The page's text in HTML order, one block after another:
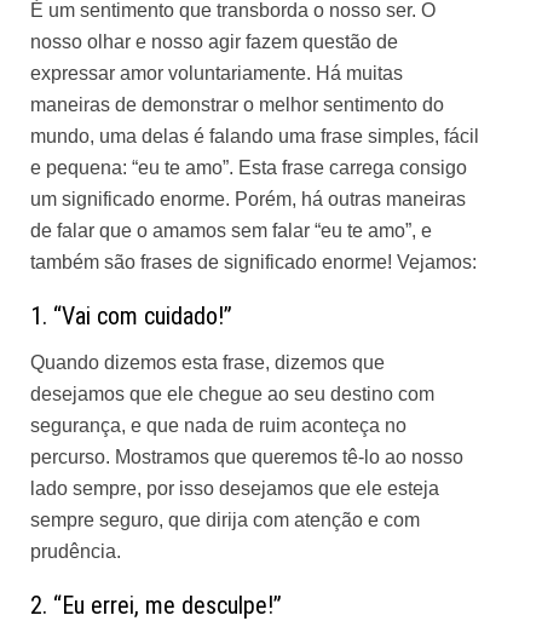
É um sentimento que transborda o nosso ser. O
nosso olhar e nosso agir fazem questão de
expressar amor voluntariamente. Há muitas
maneiras de demonstrar o melhor sentimento do
mundo, uma delas é falando uma frase simples, fácil
e pequena: “eu te amo”. Esta frase carrega consigo
um significado enorme. Porém, há outras maneiras
de falar que o amamos sem falar “eu te amo”, e
também são frases de significado enorme! Vejamos:
1. “Vai com cuidado!”
Quando dizemos esta frase, dizemos que
desejamos que ele chegue ao seu destino com
segurança, e que nada de ruim aconteça no
percurso. Mostramos que queremos tê-lo ao nosso
lado sempre, por isso desejamos que ele esteja
sempre seguro, que dirija com atenção e com
prudência.
2. “Eu errei, me desculpe!”